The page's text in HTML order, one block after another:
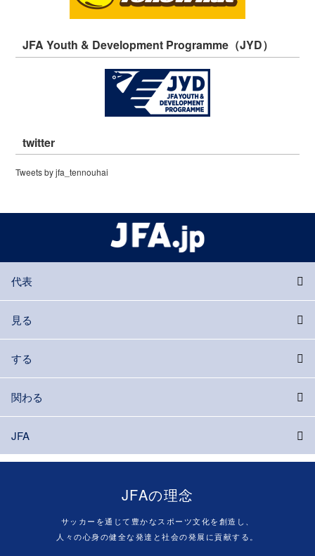
JFA Youth & Development Programme（JYD）
twitter
Tweets by jfa_tennouhai
代表
見る
する
関わる
JFA
JFAの理念
サッカーを通じて豊かなスポーツ文化を創造し、
人々の心身の健全な発達と社会の発展に貢献する。